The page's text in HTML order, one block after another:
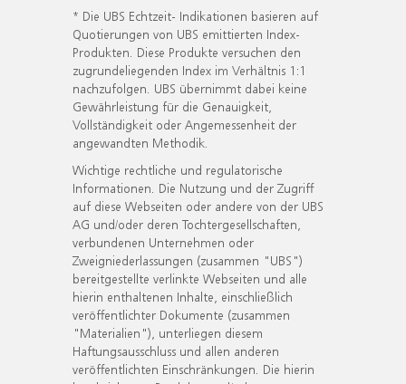
* Die UBS Echtzeit- Indikationen basieren auf
Quotierungen von UBS emittierten Index-
Produkten. Diese Produkte versuchen den
zugrundeliegenden Index im Verhältnis 1:1
nachzufolgen. UBS übernimmt dabei keine
Gewährleistung für die Genauigkeit,
Vollständigkeit oder Angemessenheit der
angewandten Methodik.
Wichtige rechtliche und regulatorische
Informationen. Die Nutzung und der Zugriff
auf diese Webseiten oder andere von der UBS
AG und/oder deren Tochtergesellschaften,
verbundenen Unternehmen oder
Zweigniederlassungen (zusammen "UBS")
bereitgestellte verlinkte Webseiten und alle
hierin enthaltenen Inhalte, einschließlich
veröffentlichter Dokumente (zusammen
"Materialien"), unterliegen diesem
Haftungsausschluss und allen anderen
veröffentlichten Einschränkungen. Die hierin